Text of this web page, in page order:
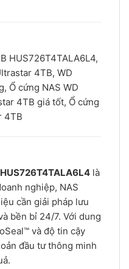
HUS726T4TALA6L4,
4TB, WD
Ổ cứng NAS WD
4TB giá tốt, Ổ cứng
4TB
là
nghiệp, NAS
cần giải pháp lưu
bền bỉ 24/7. Với dung
và độ tin cậy
đầu tư thông minh